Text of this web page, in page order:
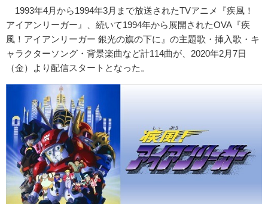
1993年4月から1994年3月まで放送されたTVアニメ『疾風！
アイアンリーガー』、続いて1994年から展開されたOVA『疾
風！アイアンリーガー 銀光の旗の下に』の主題歌・挿入歌・キ
ャラクターソング・背景楽曲など計114曲が、2020年2月7日
（金）より配信スタートとなった。